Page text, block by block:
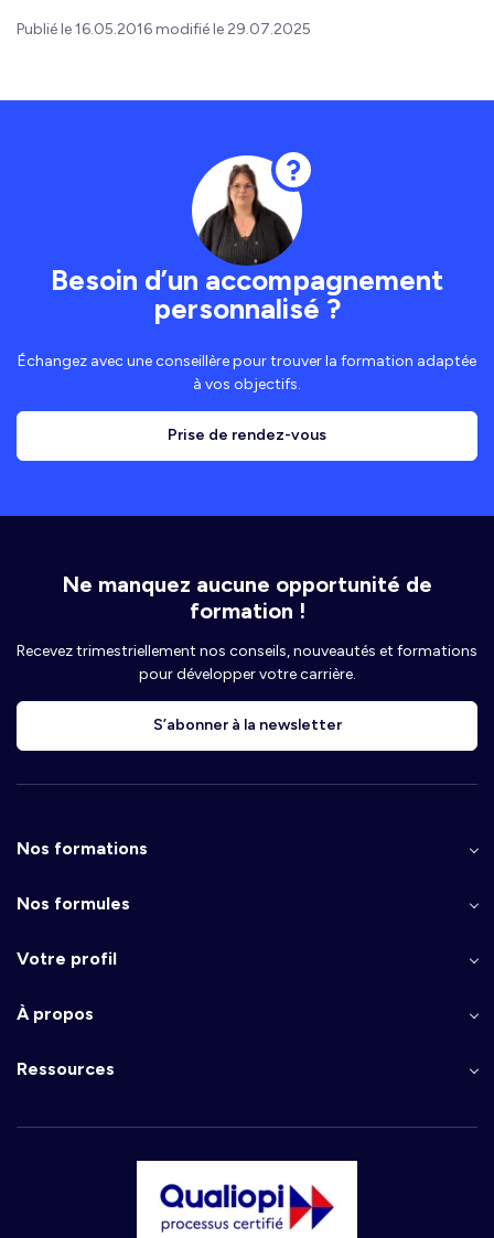
Publié le 16.05.2016 modifié le 29.07.2025
Besoin d’un accompagnement
personnalisé ?
Échangez avec une conseillère pour trouver la formation adaptée
à vos objectifs.
Prise de rendez-vous
Ne manquez aucune opportunité de
formation !
Recevez trimestriellement nos conseils, nouveautés et formations
pour développer votre carrière.
S’abonner à la newsletter
Nos formations
Nos formules
Votre profil
À propos
Ressources